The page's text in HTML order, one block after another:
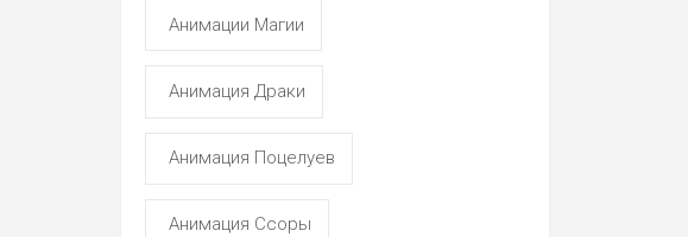
Анимации Магии
Анимация Драки
Анимация Поцелуев
Анимация Ссоры